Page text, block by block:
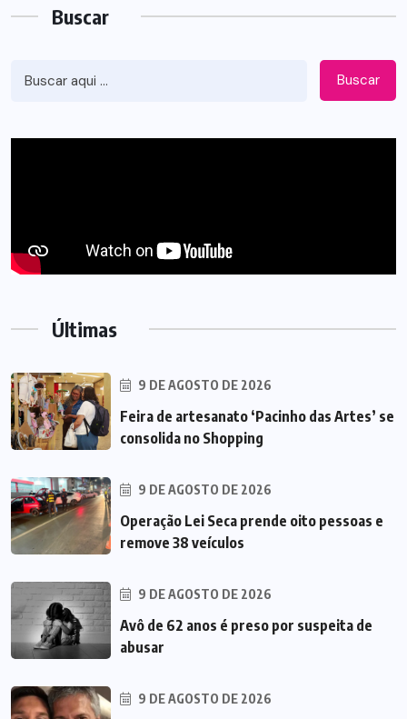
Buscar
Buscar
Últimas
9 DE AGOSTO DE 2026
Feira de artesanato ‘Pacinho das Artes’ se
consolida no Shopping
9 DE AGOSTO DE 2026
Operação Lei Seca prende oito pessoas e
remove 38 veículos
9 DE AGOSTO DE 2026
Avô de 62 anos é preso por suspeita de
abusar
9 DE AGOSTO DE 2026